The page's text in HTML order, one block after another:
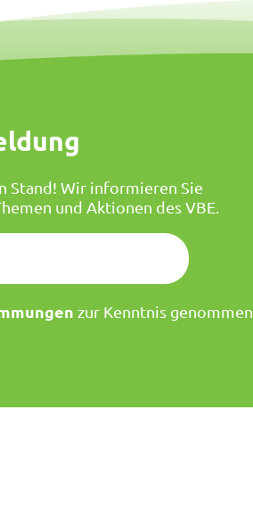
Stand! Wir informieren Sie
und Aktionen des VBE.
zur Kenntnis genommen.